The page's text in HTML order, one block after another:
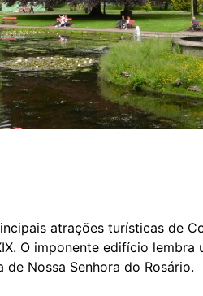
atrações turísticas de
O imponente edifício lembra
Nossa Senhora do Rosário.